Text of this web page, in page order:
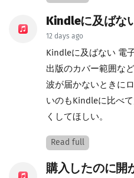
Kindleに及ばな
12 days ago
Kindleに及ばない 電
出版のカバー範囲な
波が届かないときに
いのもKindleに比べ
くしてほしい。
Read full
購入したのに開